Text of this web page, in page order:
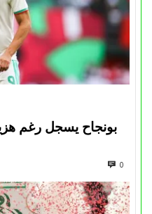
بونجاح يسجل رغم
0